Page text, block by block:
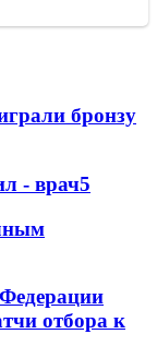
бронзу
- врач5
отбора к